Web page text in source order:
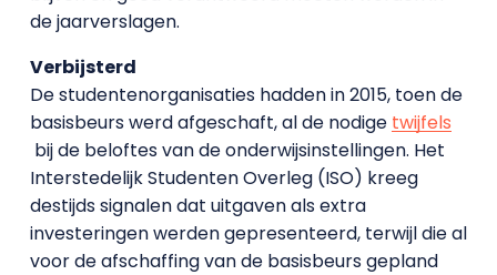
de jaarverslagen.
Verbijsterd
De studentenorganisaties hadden in 2015, toen de
basisbeurs werd afgeschaft, al de nodige twijfels
bij de beloftes van de onderwijsinstellingen. Het
Interstedelijk Studenten Overleg (ISO) kreeg
destijds signalen dat uitgaven als extra
investeringen werden gepresenteerd, terwijl die al
voor de afschaffing van de basisbeurs gepland